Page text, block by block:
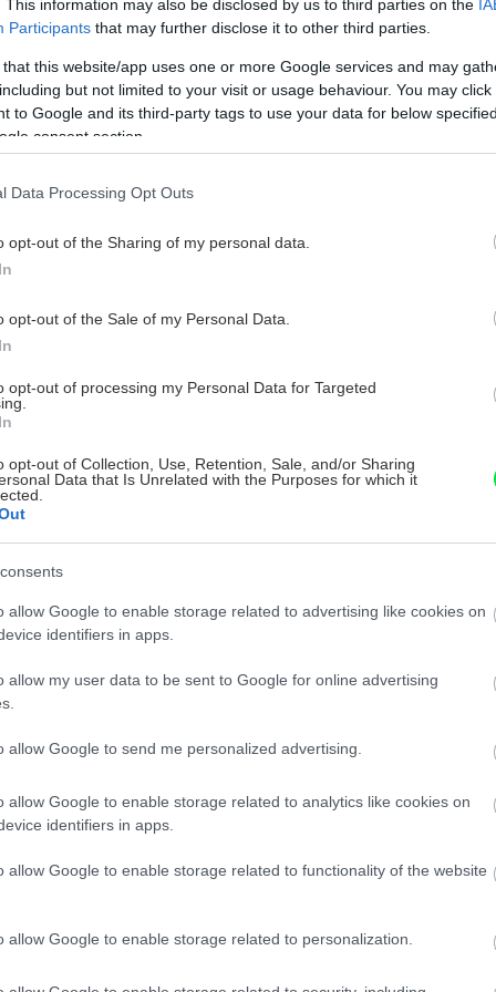
This information may also be disclosed by us to third parties on the
Participants that may further disclose it to other third parties.
that this website/app uses one or more Google services and may
but not limited to your visit or usage behaviour. You may
to Google and its third-party tags to use your data for below
consent section.
Data Processing Opt Outs
opt-out of the Sharing of my personal data.
opt-out of the Sale of my Personal Data.
opt-out of processing my Personal Data for Targeted
opt-out of Collection, Use, Retention, Sale, and/or Sharing
Data that Is Unrelated with the Purposes for which it
allow Google to enable storage related to advertising like cookies on
identifiers in apps.
allow my user data to be sent to Google for online advertising
allow Google to send me personalized advertising.
allow Google to enable storage related to analytics like cookies on
identifiers in apps.
allow Google to enable storage related to functionality of the website
allow Google to enable storage related to personalization.
mált štandardnej kvality –
opravách a rekonštrukciách
sa na výrobu klasického
mált a omietok.
všade tam, kde je
trvanlivosť, pevnosť
na výrobu poterov v
prvky v bytovej a
na výrobu pomníkov, dosiek,
prvkov v exteriéri.
a mált priamo na stavenisku, a to bez
a piesku. Ak stavebník použije do
cementu a vápna Profimalt, môže
viac ako 400 €.
a mált používajte vždy čisté kamenivo
obsahu hliny, ílov a podobných látok, ako
znečistená mechanickými a
Odporúčame použiť pitnú vodu.
malty treba starostlivo odmerať,
zložiek betónu sa upravuje v
primerane dlhý čas tak, aby bola
spracovateľná. Vodu pridávajte opatrne,